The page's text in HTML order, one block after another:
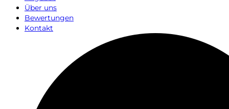
Über uns
Bewertungen
Kontakt